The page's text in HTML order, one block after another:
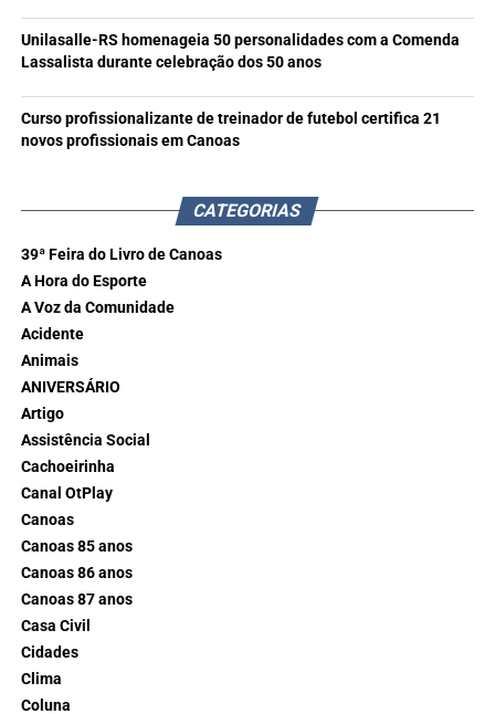
Unilasalle-RS homenageia 50 personalidades com a Comenda
Lassalista durante celebração dos 50 anos
Curso profissionalizante de treinador de futebol certifica 21
novos profissionais em Canoas
CATEGORIAS
39ª Feira do Livro de Canoas
A Hora do Esporte
A Voz da Comunidade
Acidente
Animais
ANIVERSÁRIO
Artigo
Assistência Social
Cachoeirinha
Canal OtPlay
Canoas
Canoas 85 anos
Canoas 86 anos
Canoas 87 anos
Casa Civil
Cidades
Clima
Coluna